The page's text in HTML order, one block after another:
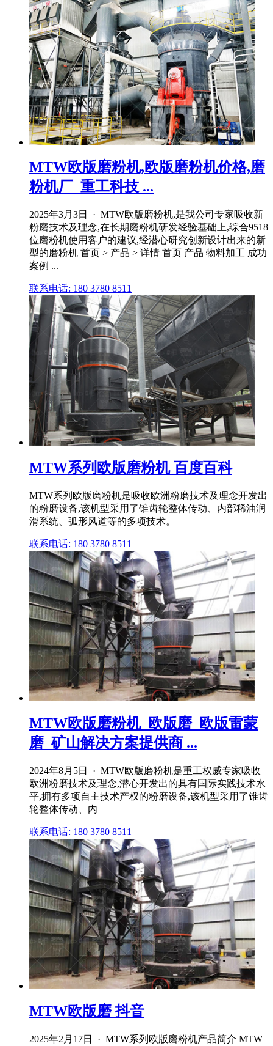
MTW欧版磨粉机,欧版磨粉机价格,磨
粉机厂_重工科技 ...
2025年3月3日 · MTW欧版磨粉机,是我公司专家吸收新
粉磨技术及理念,在长期磨粉机研发经验基础上,综合9518
位磨粉机使用客户的建议,经潜心研究创新设计出来的新
型的磨粉机 首页 > 产品 > 详情 首页 产品 物料加工 成功
案例 ...
联系电话: 180 3780 8511
MTW系列欧版磨粉机 百度百科
MTW系列欧版磨粉机是吸收欧洲粉磨技术及理念开发出
的粉磨设备,该机型采用了锥齿轮整体传动、内部稀油润
滑系统、弧形风道等的多项技术。
联系电话: 180 3780 8511
MTW欧版磨粉机_欧版磨_欧版雷蒙
磨_矿山解决方案提供商 ...
2024年8月5日 · MTW欧版磨粉机是重工权威专家吸收
欧洲粉磨技术及理念,潜心开发出的具有国际实践技术水
平,拥有多项自主技术产权的粉磨设备,该机型采用了锥齿
轮整体传动、内
联系电话: 180 3780 8511
MTW欧版磨 抖音
2025年2月17日 · MTW系列欧版磨粉机产品简介 MTW